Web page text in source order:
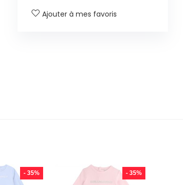
Ajouter à mes favoris
- 35% - 35%